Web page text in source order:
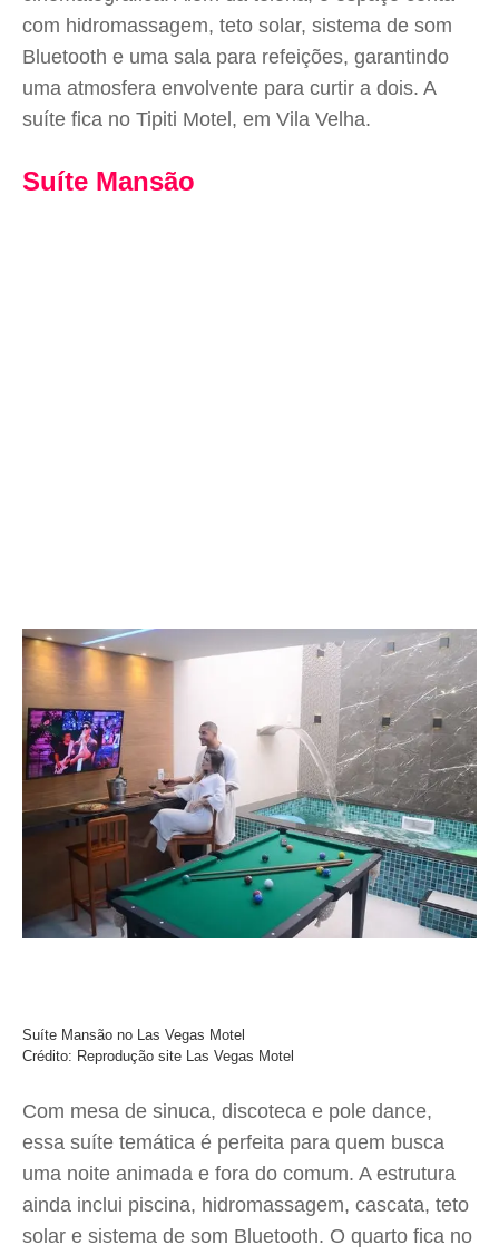
com hidromassagem, teto solar, sistema de som
Bluetooth e uma sala para refeições, garantindo
uma atmosfera envolvente para curtir a dois. A
suíte fica no Tipiti Motel, em Vila Velha.
Suíte Mansão
Suíte Mansão no Las Vegas Motel
Crédito: Reprodução site Las Vegas Motel
Com mesa de sinuca, discoteca e pole dance,
essa suíte temática é perfeita para quem busca
uma noite animada e fora do comum. A estrutura
ainda inclui piscina, hidromassagem, cascata, teto
solar e sistema de som Bluetooth. O quarto fica no